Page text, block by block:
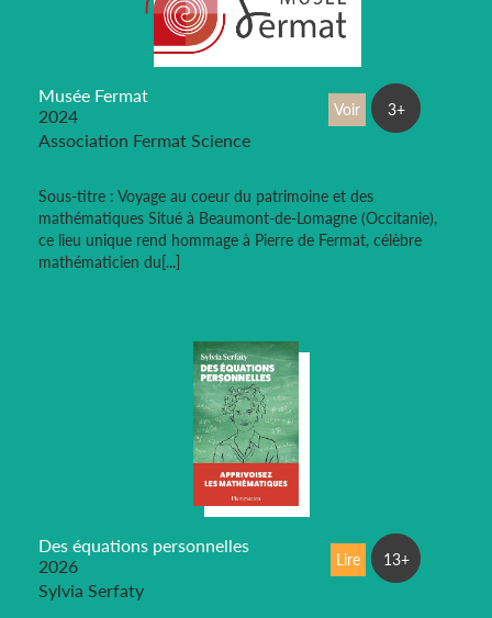
Musée Fermat
2024
Association Fermat Science
Sous-titre : Voyage au coeur du patrimoine et des
mathématiques Situé à Beaumont-de-Lomagne (Occitanie),
ce lieu unique rend hommage à Pierre de Fermat, célèbre
mathématicien du[...]
Voir 3+
Des équations personnelles
2026
Sylvia Serfaty
Lire 13+